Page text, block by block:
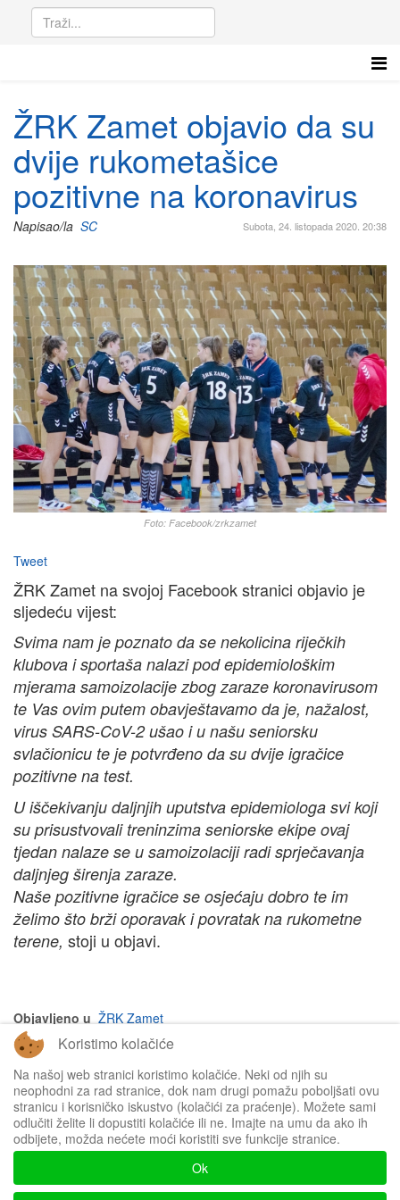
ŽRK Zamet objavio da su
dvije rukometašice
pozitivne na koronavirus
Subota, 24. listopada 2020. 20:38
Napisao/la SC
Foto: Facebook/zrkzamet
Tweet
ŽRK Zamet na svojoj Facebook stranici objavio je
sljedeću vijest:
Svima nam je poznato da se nekolicina riječkih
klubova i sportaša nalazi pod epidemiološkim
mjerama samoizolacije zbog zaraze koronavirusom
te Vas ovim putem obavještavamo da je, nažalost,
virus SARS-CoV-2 ušao i u našu seniorsku
svlačionicu te je potvrđeno da su dvije igračice
pozitivne na test.
U iščekivanju daljnjih uputstva epidemiologa svi koji
su prisustvovali treninzima seniorske ekipe ovaj
tjedan nalaze se u samoizolaciji radi sprječavanja
daljnjeg širenja zaraze.
Naše pozitivne igračice se osjećaju dobro te im
želimo što brži oporavak i povratak na rukometne
terene, stoji u objavi.
Objavljeno u ŽRK Zamet
Impressum
Koristimo kolačiće
Na našoj web stranici koristimo kolačiće. Neki od njih su
neophodni za rad stranice, dok nam drugi pomažu poboljšati ovu
stranicu i korisničko iskustvo (kolačići za praćenje). Možete sami
odlučiti želite li dopustiti kolačiće ili ne. Imajte na umu da ako ih
odbijete, možda nećete moći koristiti sve funkcije stranice.
Ok